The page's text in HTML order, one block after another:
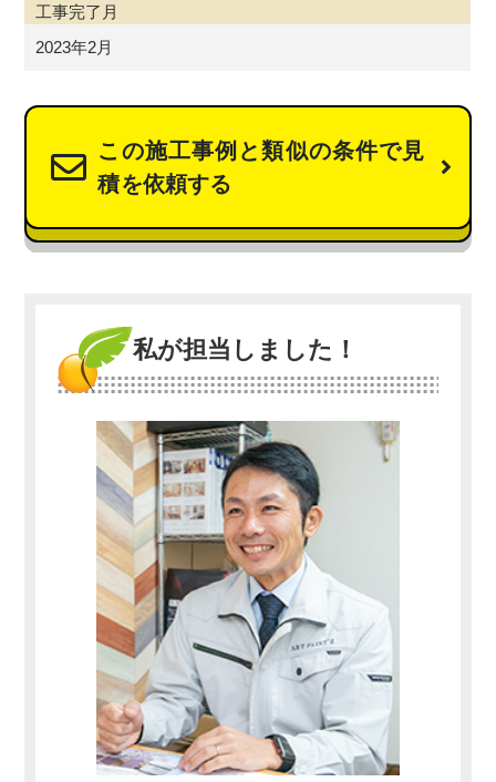
工事完了月
2023年2月
この施工事例と類似の条件で見
積を依頼する
私が担当しました！